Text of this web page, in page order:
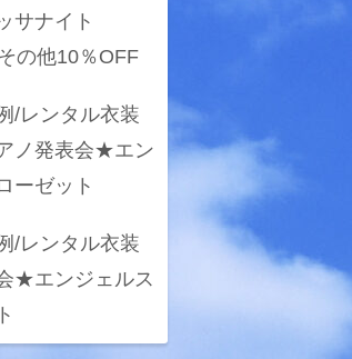
サナイト
の他10％OFF
/レンタル衣装
ノ発表会★エン
ーゼット
/レンタル衣装
★エンジェルス